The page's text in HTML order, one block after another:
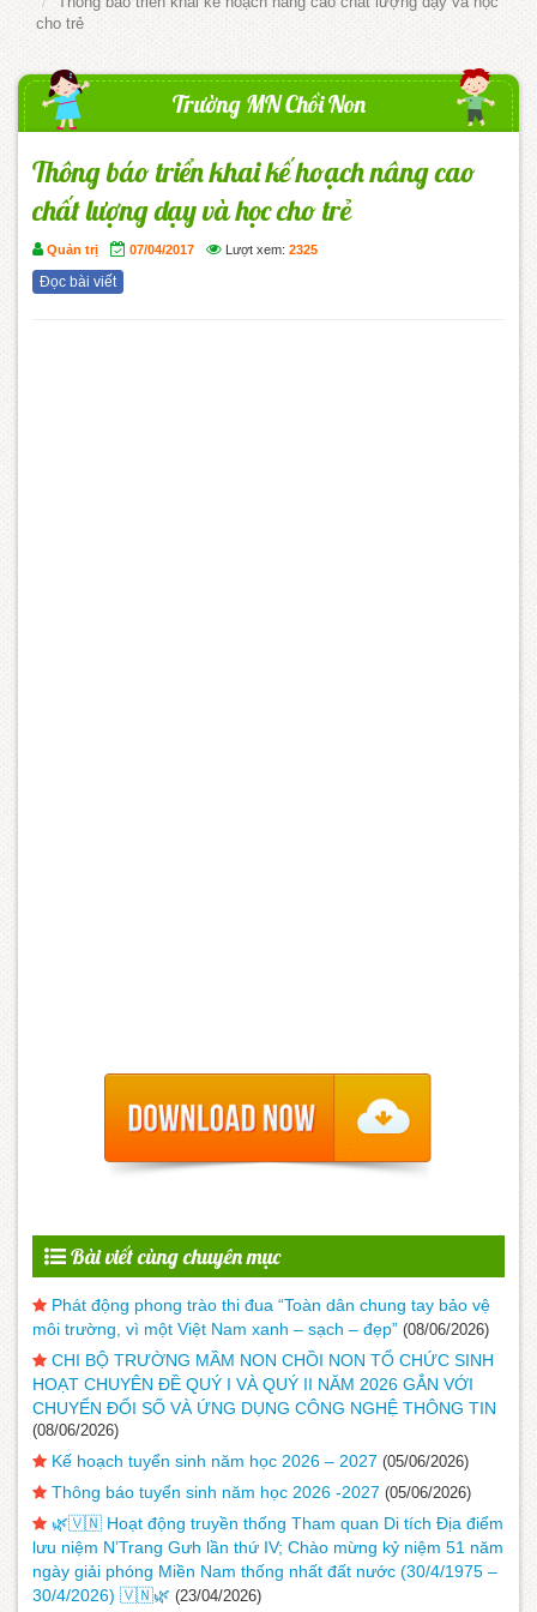
cho trẻ
Trường MN Chồi Non
Thông báo triển khai kế hoạch nâng cao
chất lượng dạy và học cho trẻ
Quản trị 07/04/2017 Lượt xem: 2325
Đọc bài viết
Bài viết cùng chuyên mục
Phát động phong trào thi đua “Toàn dân chung tay bảo vệ
môi trường, vì một Việt Nam xanh – sạch – đẹp” (08/06/2026)
CHI BỘ TRƯỜNG MẦM NON CHỒI NON TỔ CHỨC SINH
HOẠT CHUYÊN ĐỀ QUÝ I VÀ QUÝ II NĂM 2026 GẮN VỚI
CHUYỂN ĐỔI SỐ VÀ ỨNG DỤNG CÔNG NGHỆ THÔNG TIN
(08/06/2026)
Kế hoạch tuyển sinh năm học 2026 – 2027 (05/06/2026)
Thông báo tuyển sinh năm học 2026 -2027 (05/06/2026)
🌿🇻🇳 Hoạt động truyền thống Tham quan Di tích Địa điểm
lưu niệm N’Trang Gưh lần thứ IV; Chào mừng kỷ niệm 51 năm
ngày giải phóng Miền Nam thống nhất đất nước (30/4/1975 –
30/4/2026) 🇻🇳🌿 (23/04/2026)